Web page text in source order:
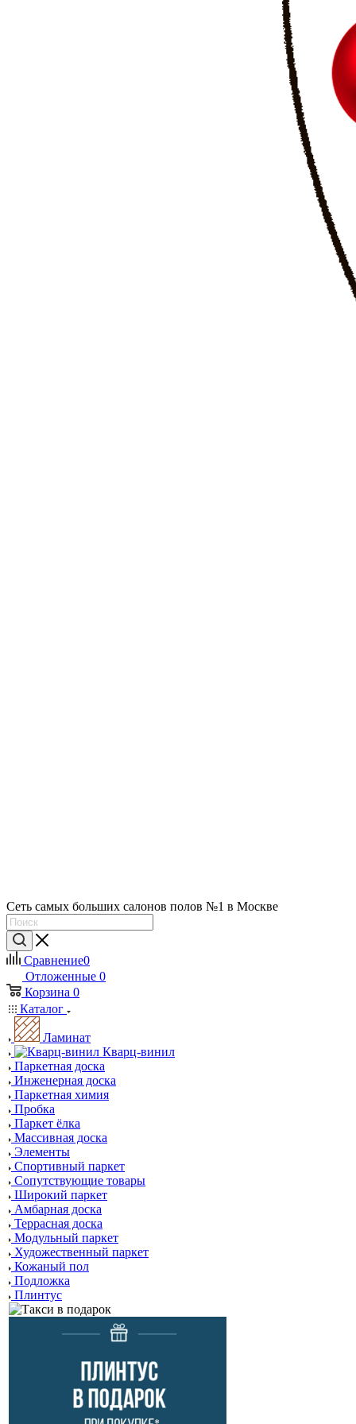
Сеть самых больших салонов полов №1 в Москве
Сравнение0
Отложенные 0
Корзина 0
Каталог
Ламинат
Кварц-винил
Паркетная доска
Инженерная доска
Паркетная химия
Пробка
Паркет ёлка
Массивная доска
Элементы
Спортивный паркет
Сопутствующие товары
Широкий паркет
Амбарная доска
Террасная доска
Модульный паркет
Художественный паркет
Кожаный пол
Подложка
Плинтус